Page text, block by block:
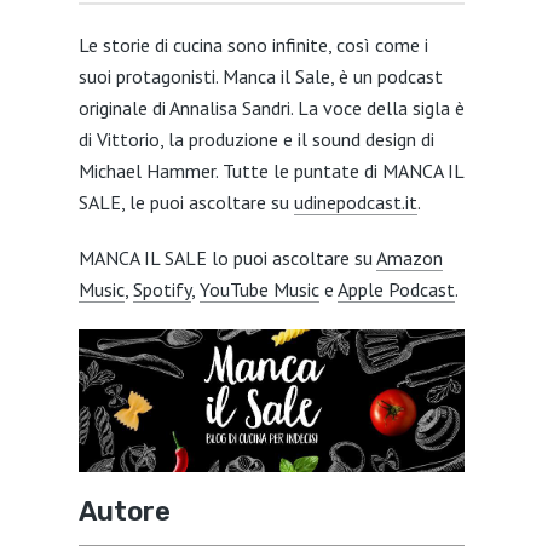
Le storie di cucina sono infinite, così come i
suoi protagonisti.Manca il Sale, è un podcast
originale di Annalisa Sandri. La voce della sigla è
di Vittorio, la produzione e il sound design di
Michael Hammer. Tutte le puntate di MANCA IL
SALE, le puoi ascoltare su udinepodcast.it.
MANCA IL SALE lo puoi ascoltare suAmazon
Music, Spotify, YouTube Musice Apple Podcast.
Autore